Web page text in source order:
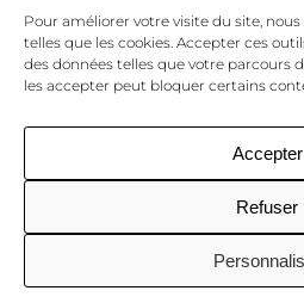
Pour améliorer votre visite du site,
telles que les cookies. Accepter ces
des données telles que votre parcours
les accepter peut bloquer certains
Accepter
Refuser
POLITIQUE DE CONFIDENTIALITÉ
COOKIES
NEWSLETTER
pour ne jamais passer à côté